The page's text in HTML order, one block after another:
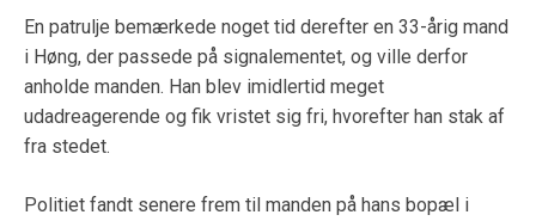
En patrulje bemærkede noget tid derefter en 33-årig mand
i Høng, der passede på signalementet, og ville derfor
anholde manden. Han blev imidlertid meget
udadreagerende og fik vristet sig fri, hvorefter han stak af
fra stedet.
Politiet fandt senere frem til manden på hans bopæl i